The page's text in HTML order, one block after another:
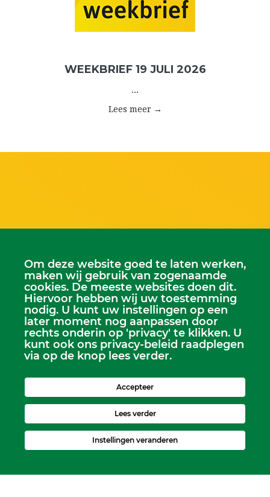
WEEKBRIEF 19 JULI 2026
...
Lees meer →
Scriba
Dhr. Leen Kruithof
scriba@kerkheerjansdam.nl
Om deze website goed te laten werken,
maken wij gebruik van zogenaamde
cookies. De meeste websites doen dit.
Hiervoor hebben wij uw toestemming
nodig. U kunt uw instellingen op een
later moment nog aanpassen door
rechts onderin op 'privacy' te klikken. U
kunt ook ons privacy-beleid raadplegen
via op de knop lees verder.
Accepteer
Lees verder
Instellingen veranderen